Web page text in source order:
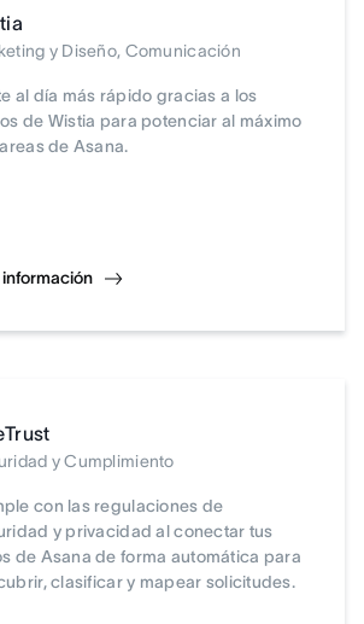
y Diseño, Comunicación
al día más rápido gracias a los
de Wistia para potenciar al máximo
de Asana.
información
y Cumplimiento
con las regulaciones de
y privacidad al conectar tus
de Asana de forma automática para
clasificar y mapear solicitudes.